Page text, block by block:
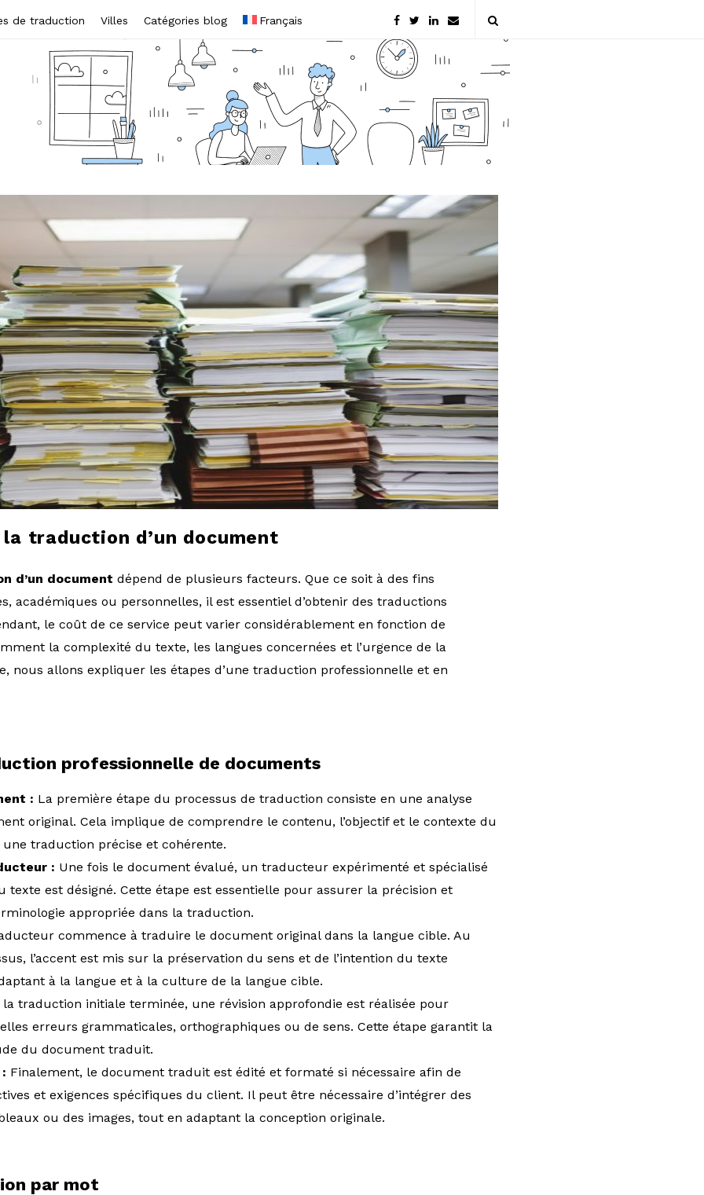
de traduction Villes Catégories blog Français
traduction d’un document
d’un document dépend de plusieurs facteurs. Que ce soit à des fins
académiques ou personnelles, il est essentiel d’obtenir des traductions
le coût de ce service peut varier considérablement en fonction de
la complexité du texte, les langues concernées et l’urgence de la
nous allons expliquer les étapes d’une traduction professionnelle et en
professionnelle de documents
: La première étape du processus de traduction consiste en une analyse
original. Cela implique de comprendre le contenu, l’objectif et le contexte du
traduction précise et cohérente.
: Une fois le document évalué, un traducteur expérimenté et spécialisé
texte est désigné. Cette étape est essentielle pour assurer la précision et
appropriée dans la traduction.
commence à traduire le document original dans la langue cible. Au
l’accent est mis sur la préservation du sens et de l’intention du texte
à la langue et à la culture de la langue cible.
la traduction initiale terminée, une révision approfondie est réalisée pour
erreurs grammaticales, orthographiques ou de sens. Cette étape garantit la
du document traduit.
Finalement, le document traduit est édité et formaté si nécessaire afin de
et exigences spécifiques du client. Il peut être nécessaire d’intégrer des
ou des images, tout en adaptant la conception originale.
par mot